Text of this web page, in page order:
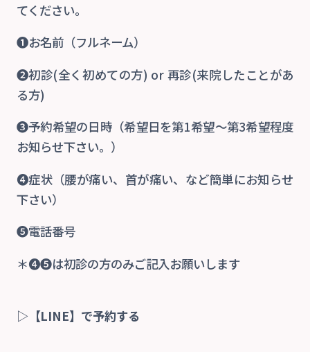
てください。
❶お名前（フルネーム）
❷初診(全く初めての方) or 再診(来院したことがあ
る方)
❸予約希望の日時（希望日を第1希望〜第3希望程度
お知らせ下さい。）
❹症状（腰が痛い、首が痛い、など簡単にお知らせ
下さい）
❺電話番号
＊❹❺は初診の方のみご記入お願いします
▷ 【LINE】で予約する